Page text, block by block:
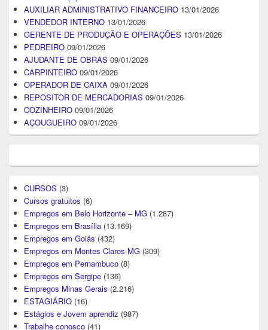
AUXILIAR ADMINISTRATIVO FINANCEIRO 13/01/2026
VENDEDOR INTERNO 13/01/2026
GERENTE DE PRODUÇÃO E OPERAÇÕES 13/01/2026
PEDREIRO 09/01/2026
AJUDANTE DE OBRAS 09/01/2026
CARPINTEIRO 09/01/2026
OPERADOR DE CAIXA 09/01/2026
REPOSITOR DE MERCADORIAS 09/01/2026
COZINHEIRO 09/01/2026
AÇOUGUEIRO 09/01/2026
CURSOS (3)
Cursos gratuitos (6)
Empregos em Belo Horizonte – MG (1.287)
Empregos em Brasília (13.169)
Empregos em Goiás (432)
Empregos em Montes Claros-MG (309)
Empregos em Pernambuco (8)
Empregos em Sergipe (136)
Empregos Minas Gerais (2.216)
ESTAGIÁRIO (16)
Estágios e Jovem aprendiz (987)
Trabalhe conosco (41)